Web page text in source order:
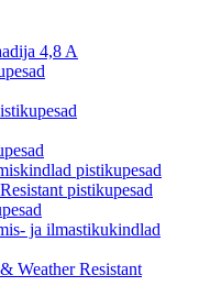
4,8 A
pistikupesad
pistikupesad
ja ilmastikukindlad
Weather Resistant